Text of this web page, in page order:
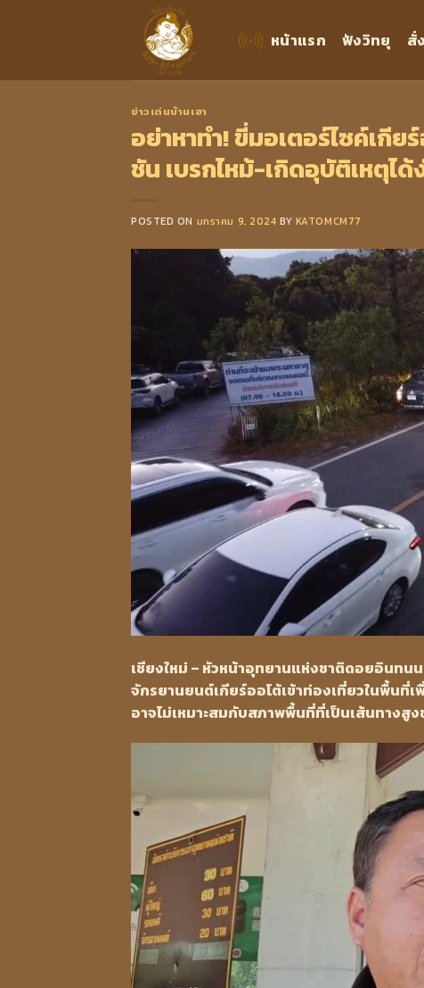
หน้าแรก ฟังวิทยุ สั่
ข่าวเด่นบ้านเฮา
อย่าหาทำ! ขี่มอเตอร์ไซค์เกี
ชัน เบรกไหม้-เกิดอุบัติเหตุได้
POSTED ON มกราคม 9, 2024 BY KATOMCM77
เชียงใหม่ – หัวหน้าอุทยานแห่งชาติดอยอินท
จักรยานยนต์เกียร์ออโต้เข้าท่องเที่ยวในพื้นที่
อาจไม่เหมาะสมกับสภาพพื้นที่ที่เป็นเส้นทางสู